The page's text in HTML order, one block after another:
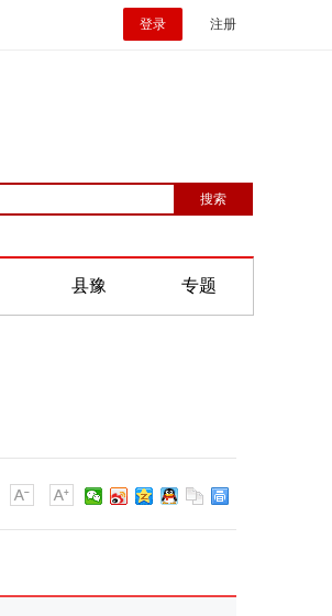
登录 注册
县豫 专题